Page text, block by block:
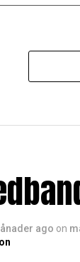
ago on